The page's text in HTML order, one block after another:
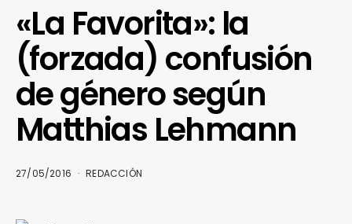
«La Favorita»: la
(forzada) confusión
de género según
Matthias Lehmann
27/05/2016 REDACCIÓN